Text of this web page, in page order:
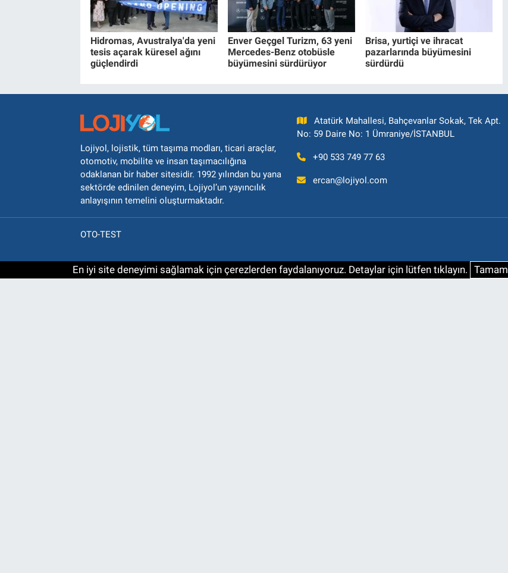
Hidromas, Avustralya'da yeni
tesis açarak küresel ağını
güçlendirdi
Enver Geçgel Turizm, 63 yeni
Mercedes-Benz otobüsle
büyümesini sürdürüyor
Brisa, yurtiçi ve ihracat
pazarlarında büyümesini
sürdürdü
Lojiyol, lojistik, tüm taşıma modları, ticari araçlar,
otomotiv, mobilite ve insan taşımacılığına
odaklanan bir haber sitesidir. 1992 yılından bu yana
sektörde edinilen deneyim, Lojiyol’un yayıncılık
anlayışının temelini oluşturmaktadır.
Atatürk Mahallesi, Bahçevanlar Sokak, Tek Apt.
No: 59 Daire No: 1 Ümraniye/İSTANBUL
+90 533 749 77 63
ercan@lojiyol.com
OTO-TEST
En iyi site deneyimi sağlamak için çerezlerden faydalanıyoruz. Detaylar için lütfen tıklayın. Tamam